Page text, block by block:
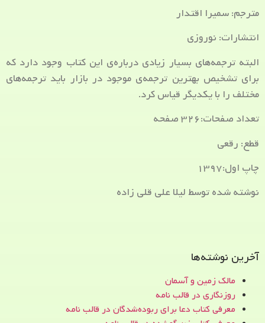
مترجم: سمیرا اقتدار
انتشارات: نوروزی
البته ترجمه‌های بسیار زیادی درباره‌ی این کتاب وجود دارد که
برای تشخیص بهترین ترجمه‌ی موجود در بازار باید ترجمه‌های
مختلف را با یکدیگر قیاس کرد.
تعداد صفحات:۳۲۶ صفحه
قطع: رقعی
چاپ اول:۱۳۹۷
نوشته شده توسط لیلا علی قلی زاده
آخرین نوشته‌ها
مالک زمین و آسمان
روزنگاری در قالب نامه
معرفی کتاب دعا برای ربوده‌شدگان در قالب نامه